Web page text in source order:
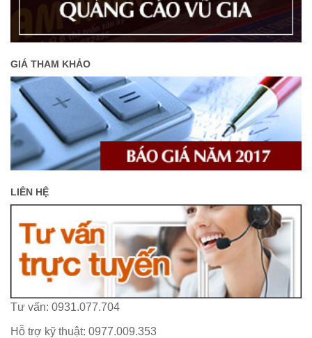
GIÁ THAM KHẢO
LIÊN HỆ
Tư vấn: 0931.077.704
Hỗ trợ kỹ thuật: 0977.009.353